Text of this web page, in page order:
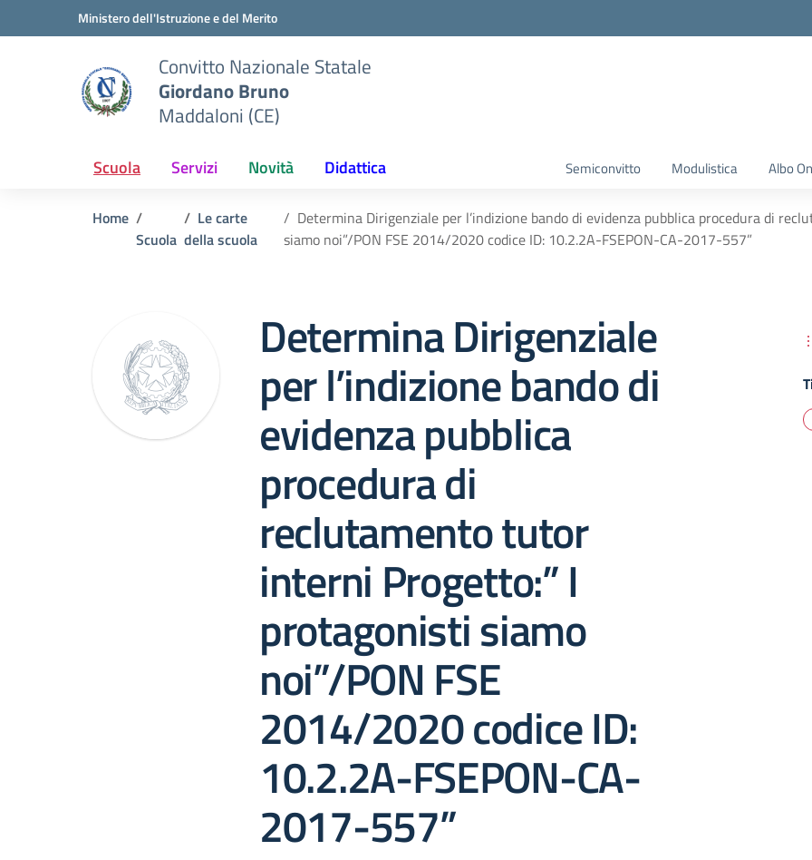
Vai ai contenuti
Vai al menu di navigazioneMinistero dell'Istruzione e del Merito
Convitto Nazionale Statale
Giordano Bruno
Maddaloni (CE)
Scuola Servizi Novità Didattica Semiconvitto Modulistica Albo
Home
Scuola
Le carte
della scuola
Determina Dirigenziale per l’indizione bando di evidenza pubblica procedura di
siamo noi”/PON FSE 2014/2020 codice ID: 10.2.2A-FSEPON-CA-2017-557”
Determina Dirigenziale
per l’indizione bando di
evidenza pubblica
procedura di
reclutamento tutor
interni Progetto:” I
protagonisti siamo
noi”/PON FSE
2014/2020 codice ID:
10.2.2A-FSEPON-CA-
2017-557”